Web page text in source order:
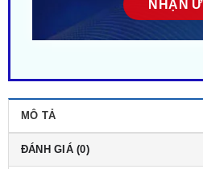
ĐÁNH GIÁ (0)